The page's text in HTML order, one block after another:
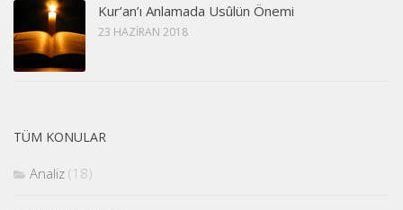
Kur’an’ı Anlamada Usûlün Önemi
23 HAZIRAN 2018
TÜM KONULAR
Analiz (18)